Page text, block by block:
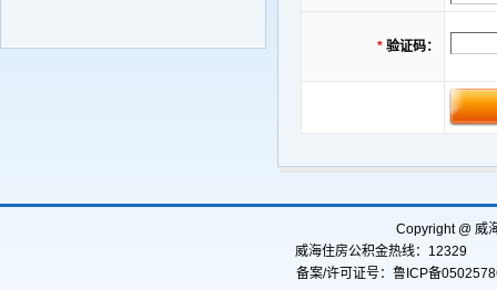
* 验证码：
Copyright @ 威
威海住房公积金热线：12329
备案/许可证号：鲁ICP备